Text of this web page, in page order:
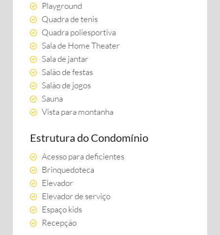
Playground
Quadra de tenis
Quadra poliesportiva
Sala de Home Theater
Sala de jantar
Salão de festas
Salão de jogos
Sauna
Vista para montanha
Estrutura do Condomínio
Acesso para deficientes
Brinquedoteca
Elevador
Elevador de serviço
Espaço kids
Recepção